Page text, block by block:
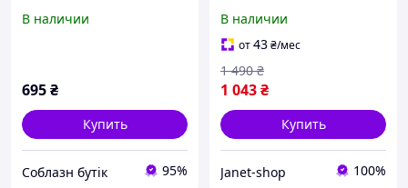
В наличии
695₴
Купить
Соблазн бутік 95%
В наличии
от43₴/мес
1 043₴
1 490 ₴
Купить
Janet-shop 100%